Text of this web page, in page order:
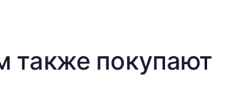
также покупают